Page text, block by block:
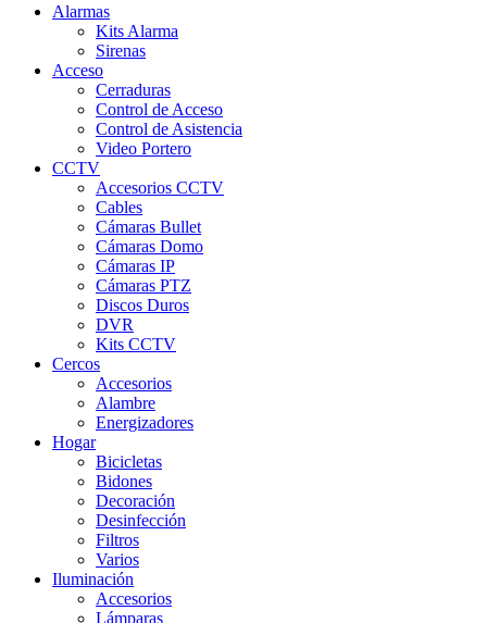
Alarmas
Kits Alarma
Sirenas
Acceso
Cerraduras
Control de Acceso
Control de Asistencia
Video Portero
CCTV
Accesorios CCTV
Cables
Cámaras Bullet
Cámaras Domo
Cámaras IP
Cámaras PTZ
Discos Duros
DVR
Kits CCTV
Cercos
Accesorios
Alambre
Energizadores
Hogar
Bicicletas
Bidones
Decoración
Desinfección
Filtros
Varios
Iluminación
Accesorios
Lámparas